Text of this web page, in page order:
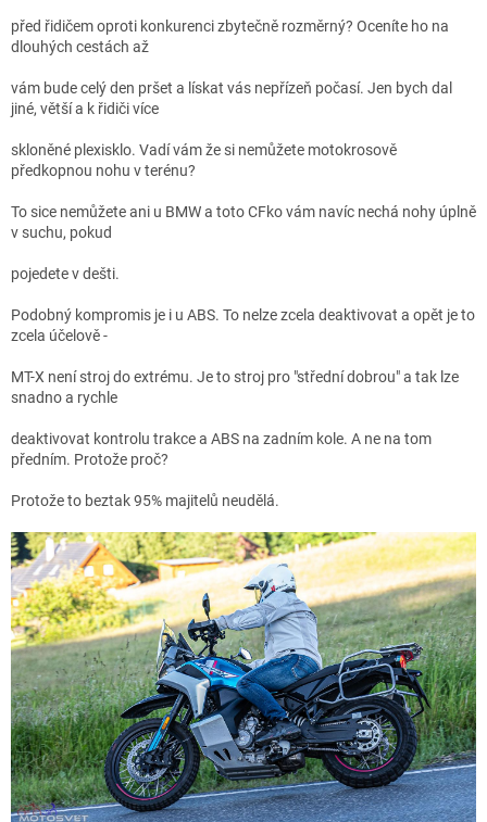
před řidičem oproti konkurenci zbytečně rozměrný? Oceníte ho na
dlouhých cestách až
vám bude celý den pršet a lískat vás nepřízeň počasí. Jen bych dal
jiné, větší a k řidiči více
skloněné plexisklo. Vadí vám že si nemůžete motokrosově
předkopnou nohu v terénu?
To sice nemůžete ani u BMW a toto CFko vám navíc nechá nohy úplně
v suchu, pokud
pojedete v dešti.
Podobný kompromis je i u ABS. To nelze zcela deaktivovat a opět je to
zcela účelově -
MT-X není stroj do extrému. Je to stroj pro "střední dobrou" a tak lze
snadno a rychle
deaktivovat kontrolu trakce a ABS na zadním kole. A ne na tom
předním. Protože proč?
Protože to beztak 95% majitelů neudělá.